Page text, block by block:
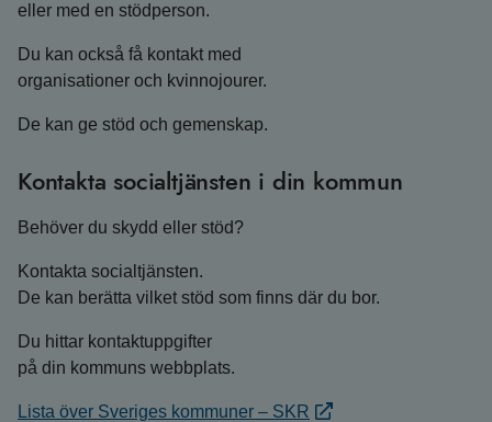
eller med en stödperson.
Du kan också få kontakt med
organisationer och kvinnojourer.
De kan ge stöd och gemenskap.
Kontakta socialtjänsten i din kommun
Behöver du skydd eller stöd?
Kontakta socialtjänsten.
De kan berätta vilket stöd som finns där du bor.
Du hittar kontaktuppgifter
på din kommuns webbplats.
Lista över Sveriges kommuner – SKR